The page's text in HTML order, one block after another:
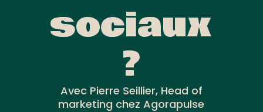
sociaux
?
Avec Pierre Seillier, Head of
marketing chez Agorapulse